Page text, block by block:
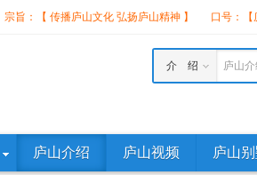
宗旨：【 传播庐山文化 弘扬庐山精神 】 口号：
庐山
介 绍
庐山介绍 庐山视频 庐山